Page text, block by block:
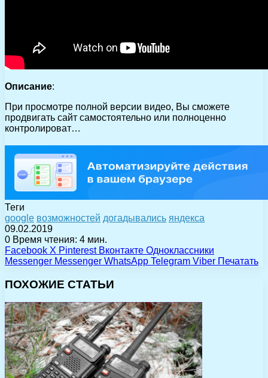
Описание:
При просмотре полной версии видео, Вы сможете
продвигать сайт самостоятельно или полноценно
контролироват…
Теги
google возможностей догадывались яндекса
09.02.2019
0 Время чтения: 4 мин.
Facebook X Pinterest Вконтакте Одноклассники
Messenger Messenger WhatsApp Telegram Viber Печатать
ПОХОЖИЕ СТАТЬИ